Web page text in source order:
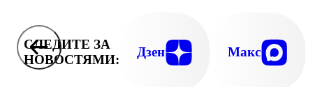
СЛЕДИТЕ ЗА
НОВОСТЯМИ:
Дзен Макс